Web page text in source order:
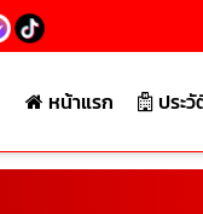
หน้าแรก ประ